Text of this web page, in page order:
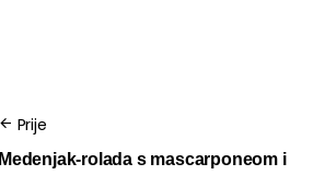
Prije
Medenjak-rolada s mascarponeom i